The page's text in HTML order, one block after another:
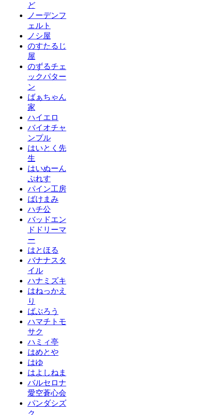
ど
ノーデンフ
ェルト
ノシ屋
のすたるじ
屋
のずるチェ
ックパター
ン
ばぁちゃん
家
ハイエロ
バイオチャ
ンプル
はいとく先
生
はいぬーん
ぷれす
パイン工房
ばけまみ
ハチ公
バッドエン
ドドリーマ
ー
はとほる
バナナスタ
イル
ハナミズキ
はねっかえ
り
ばぶろう
ハマチトモ
サク
ハミィ亭
はめとや
はゆ
はよしねま
バルセロナ
愛空蒼心会
パンダシズ
ク